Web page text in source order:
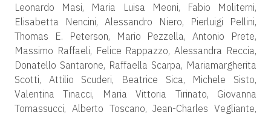
Leonardo Masi, Maria Luisa Meoni, Fabio Moliterni,
Elisabetta Nencini, Alessandro Niero, Pierluigi Pellini,
Thomas E. Peterson, Mario Pezzella, Antonio Prete,
Massimo Raffaeli, Felice Rappazzo, Alessandra Reccia,
Donatello Santarone, Raffaella Scarpa, Mariamargherita
Scotti, Attilio Scuderi, Beatrice Sica, Michele Sisto,
Valentina Tinacci, Maria Vittoria Tirinato, Giovanna
Tomassucci, Alberto Toscano, Jean-Charles Vegliante,